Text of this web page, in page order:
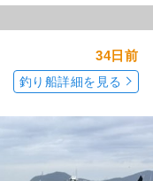
34日前
釣り船詳細を見る